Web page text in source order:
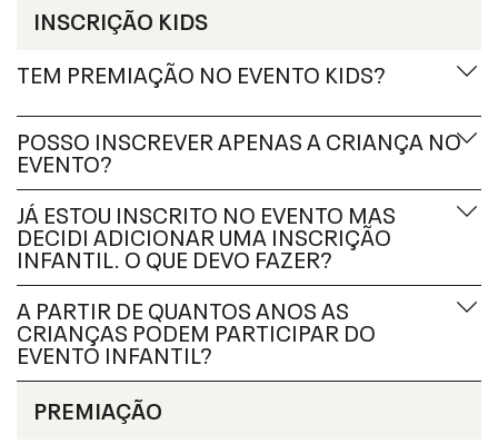
INSCRIÇÃO KIDS
TEM PREMIAÇÃO NO EVENTO KIDS?
POSSO INSCREVER APENAS A CRIANÇA NO
EVENTO?
JÁ ESTOU INSCRITO NO EVENTO MAS
DECIDI ADICIONAR UMA INSCRIÇÃO
INFANTIL. O QUE DEVO FAZER?
A PARTIR DE QUANTOS ANOS AS
CRIANÇAS PODEM PARTICIPAR DO
EVENTO INFANTIL?
PREMIAÇÃO